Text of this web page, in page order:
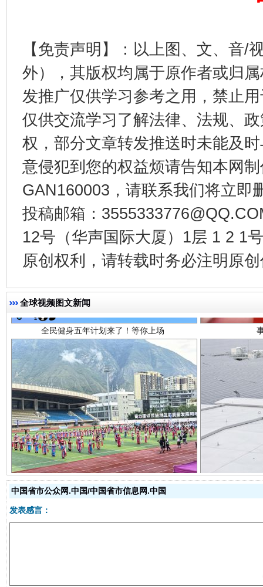
【免责声明】：以上图、文、音/
外），其版权均属于原作者或归
发推广仅供学习参考之用，禁止
仅供交流学习了解法律、法规、
权，部分文章转发推送时未能及
意侵犯到您的权益烦请告知本网
GAN160003，请联系我们将立即
投稿邮箱：
12号（华声国际大厦）1层 1 2 1
原创权利，请转载时务必注明原
全球视频图文新闻
受贿1.44亿！段成刚被判无期
全民健身五年计划来了！等你上场
阿坝州三大球赛在茂县开幕 规模
中国省市公众网.中国/中国省市信息网.中国
发表感言：